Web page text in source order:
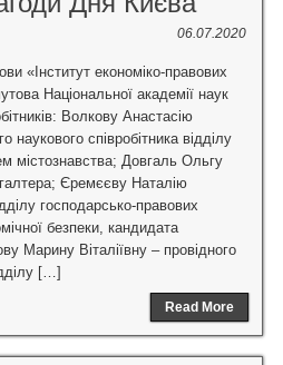
06.07.2020
«Інститут економіко-правових
Національної академії наук
Волкову Анастасію
співробітника відділу
містознавства; Довгаль Ольгу
Єремєєву Наталію
господарсько-правових
безпеки, кандидата
Марину Віталіївну – провідного
[…]
Read More